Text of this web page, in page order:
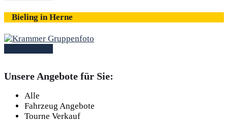
Bieling in Herne
Unsere Angebote für Sie:
Alle
Fahrzeug Angebote
Tourne Verkauf